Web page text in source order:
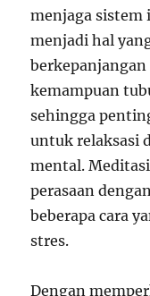
menjaga sistem
menjadi hal
kemampuan
sehingga
untuk relaksasi
mental.
perasaan
beberapa cara
stres.
Dengan